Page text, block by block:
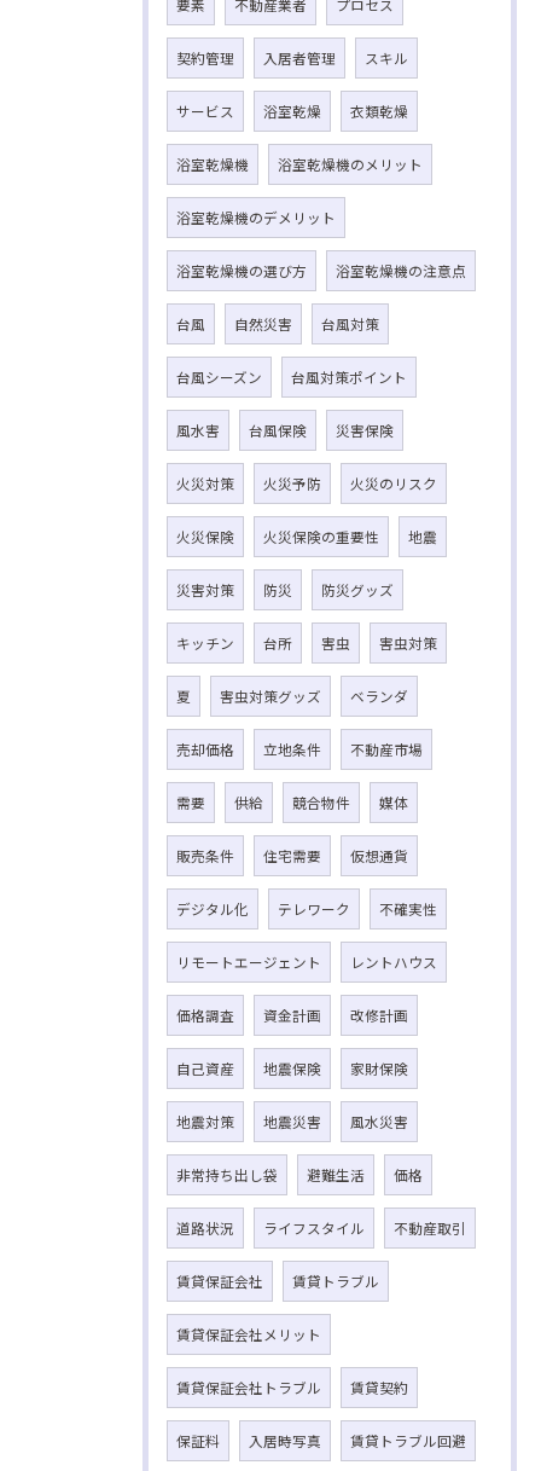
要素 不動産業者 プロセス
契約管理 入居者管理 スキル
サービス 浴室乾燥 衣類乾燥
浴室乾燥機 浴室乾燥機のメリット
浴室乾燥機のデメリット
浴室乾燥機の選び方 浴室乾燥機の注意点
台風 自然災害 台風対策
台風シーズン 台風対策ポイント
風水害 台風保険 災害保険
火災対策 火災予防 火災のリスク
火災保険 火災保険の重要性 地震
災害対策 防災 防災グッズ
キッチン 台所 害虫 害虫対策
夏 害虫対策グッズ ベランダ
売却価格 立地条件 不動産市場
需要 供給 競合物件 媒体
販売条件 住宅需要 仮想通貨
デジタル化 テレワーク 不確実性
リモートエージェント レントハウス
価格調査 資金計画 改修計画
自己資産 地震保険 家財保険
地震対策 地震災害 風水災害
非常持ち出し袋 避難生活 価格
道路状況 ライフスタイル 不動産取引
賃貸保証会社 賃貸トラブル
賃貸保証会社メリット
賃貸保証会社トラブル 賃貸契約
保証料 入居時写真 賃貸トラブル回避